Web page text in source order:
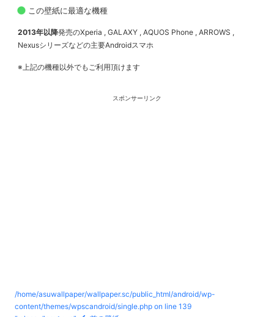
この壁紙に最適な機種
2013年以降発売のXperia , GALAXY , AQUOS Phone , ARROWS ,
Nexusシリーズなどの主要Androidスマホ
※上記の機種以外でもご利用頂けます
スポンサーリンク
/home/asuwallpaper/wallpaper.sc/public_html/android/wp-
content/themes/wpscandroid/single.php on line 139